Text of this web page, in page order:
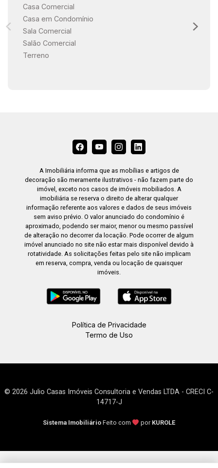
Casa Comercial
Casa em Condomínio
Sala Comercial
Salão Comercial
Terreno
A Imobiliária informa que as mobílias e artigos de
decoração são meramente ilustrativos - não fazem parte do
imóvel, exceto nos casos de imóveis mobiliados. A
imobiliária se reserva o direito de alterar qualquer
informação referente aos valores e dados de seus imóveis
sem aviso prévio. O valor anunciado do condomínio é
aproximado, podendo ser maior, menor ou mesmo passível
de alteração no decorrer da locação. Pode ocorrer de algum
imóvel anunciado no site não estar mais disponível devido à
rotatividade. As solicitações feitas pelo site não implicam
em reserva, compra, venda ou locação de quaisquer
imóveis.
Política de Privacidade
Termo de Uso
© 2026 Julio Casas Imóveis Consultoria e Vendas LTDA - CRECI C-
14717-J
Sistema Imobiliário Feito com por KUROLE